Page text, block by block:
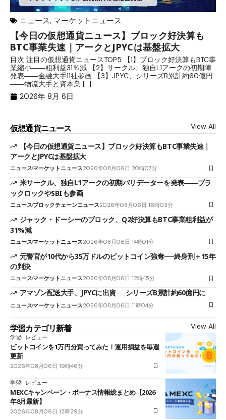
ニュース, マーケットニュース
【今日の仮想通貨ニュース】ブロック好決算も
BTC事業失速｜アークとJPYCは基盤拡大
目次 注目の仮想通貨ニュースTOP5 【1】ブロック好決算もBTC事
業縮小――粗利益31％減 【2】サークル、独自L1アークの初期陣
発表――金融大手11社参画 【3】JPYC、シリーズB累計約60億円
――物流大手と資本業 […]
2026年 8月 6日
仮想通貨ニュース View All
【今日の仮想通貨ニュース】ブロック好決算もBTC事業失速｜
アークとJPYCは基盤拡大
ニュースマーケットニュース2026年08月06日 20時07分
米サークル、独自L1アークの初期バリデーターを発表――ブラ
ックロックやSBIも参画
ニュースブロックチェーンニュース2026年08月06日 16時03分
ジャック・ドーシーのブロック、Q2好決算もBTC事業粗利益が
31%減
ニュースマーケットニュース2026年08月06日 14時01分
元警官が10代から35万ドルのビットコイン強奪──終身刑＋15年
の判決
ニュースマーケットニュース2026年08月06日 12時45分
アマゾン配送大手、JPYCに出資──シリーズB累計約60億円に
ニュースマーケットニュース2026年08月06日 11時04分
学習カテゴリ新着 View All
学習 レビュー
ビットコインを1万円分買ってみた！運用損益を毎週
更新
2026年08月06日 19時46分
学習 レビュー
MEXCキャンペーン・ボーナス情報総まとめ【2026
年8月最新】
2026年08月06日 12時29分